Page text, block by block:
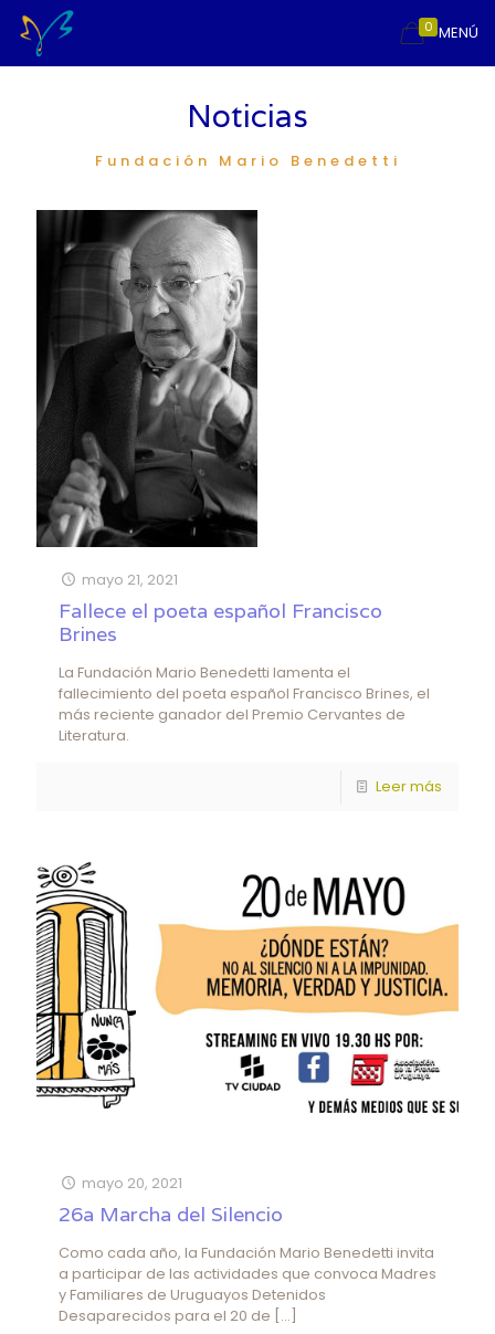
MENÚ
0
Noticias
Fundación Mario Benedetti
mayo 21, 2021
Fallece el poeta español Francisco
Brines
La Fundación Mario Benedetti lamenta el
fallecimiento del poeta español Francisco Brines, el
más reciente ganador del Premio Cervantes de
Literatura.
Leer más
mayo 20, 2021
26a Marcha del Silencio
Como cada año, la Fundación Mario Benedetti invita
a participar de las actividades que convoca Madres
y Familiares de Uruguayos Detenidos
Desaparecidos para el 20 de […]